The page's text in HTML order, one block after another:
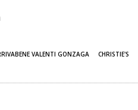
VALENTI GONZAGA CHRISTIE'S